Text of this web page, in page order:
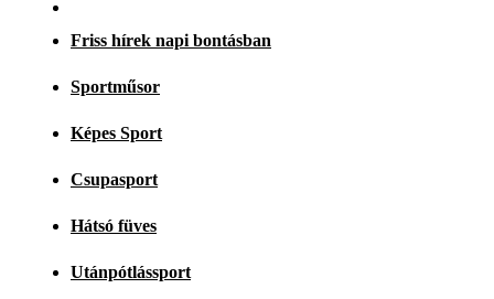
Friss hírek napi bontásban
Sportműsor
Képes Sport
Csupasport
Hátsó füves
Utánpótlássport